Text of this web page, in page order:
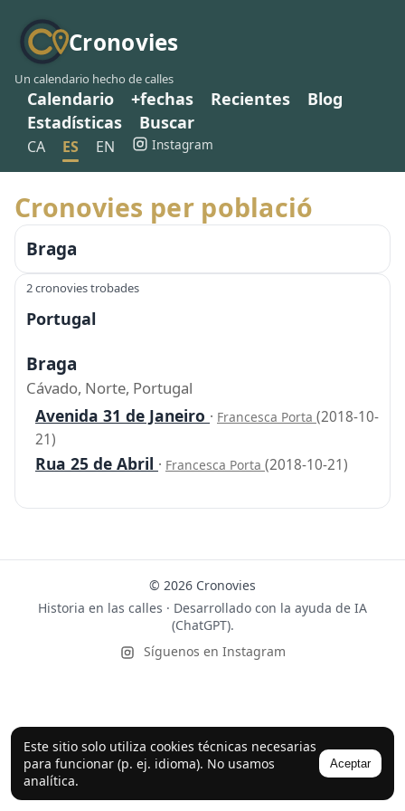
Cronovies
Un calendario hecho de calles
Calendario +fechas Recientes
Blog
Estadísticas
Buscar
CA ES EN Instagram
Este sitio solo utiliza cookies técnicas necesarias
para funcionar (p. ej. idioma). No usamos
analítica.
Aceptar
Cronovies per població
Braga
2 cronovies trobades
Portugal
Braga
Cávado, Norte, Portugal
Avenida 31 de Janeiro · Francesca Porta (2018-10-
21)
Rua 25 de Abril · Francesca Porta (2018-10-21)
© 2026 Cronovies
Historia en las calles · Desarrollado con la ayuda de IA
(ChatGPT).
Síguenos en Instagram